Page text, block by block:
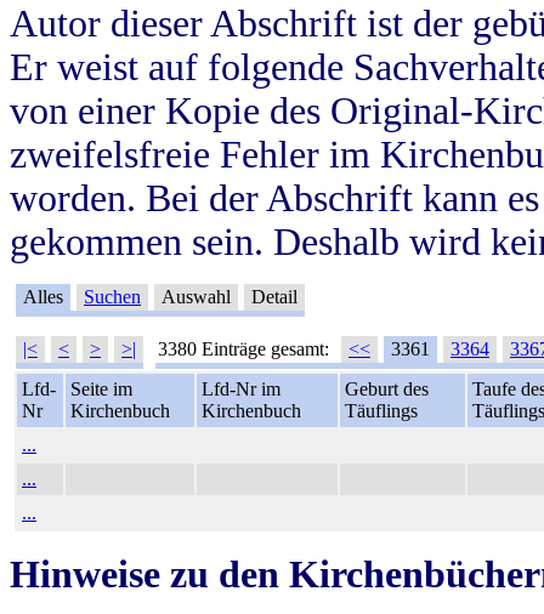
Autor dieser Abschrift ist der
Er weist auf folgende
von einer Kopie des Original-
zweifelsfreie Fehler im
worden. Bei der Abschrift kann
gekommen sein. Deshalb wird
Alles Suchen Auswahl Detail
|< < > >| 3380 Einträge gesamt: << 3361 3364
Lfd-
Nr
Seite im
Kirchenbuch
Lfd-Nr im
Kirchenbuch
Geburt des
Täuflings
Taufe
Täuflings
...
...
...
Hinweise zu den